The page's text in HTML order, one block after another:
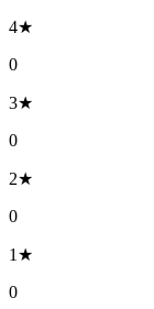
4★
0
3★
0
2★
0
1★
0